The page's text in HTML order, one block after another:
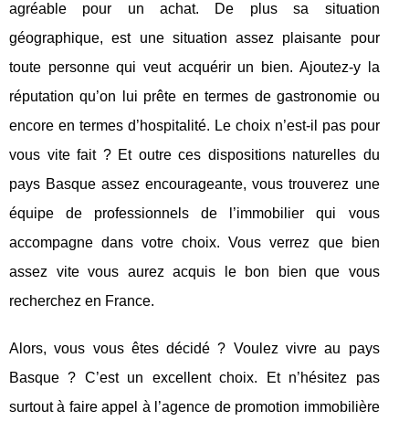
agréable pour un achat. De plus sa situation
géographique, est une situation assez plaisante pour
toute personne qui veut acquérir un bien. Ajoutez-y la
réputation qu’on lui prête en termes de gastronomie ou
encore en termes d’hospitalité. Le choix n’est-il pas pour
vous vite fait ? Et outre ces dispositions naturelles du
pays Basque assez encourageante, vous trouverez une
équipe de professionnels de l’immobilier qui vous
accompagne dans votre choix. Vous verrez que bien
assez vite vous aurez acquis le bon bien que vous
recherchez en France.
Alors, vous vous êtes décidé ? Voulez vivre au pays
Basque ? C’est un excellent choix. Et n’hésitez pas
surtout à faire appel à l’agence de promotion immobilière